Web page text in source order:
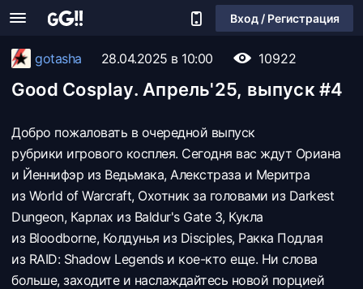
Вход / Регистрация
gotasha 28.04.2025 в 10:00 10922
Good Cosplay. Апрель'25, выпуск #4
Добро пожаловать в очередной выпуск
рубрики игрового косплея. Сегодня вас ждут Ориана
и Йеннифэр из Ведьмака, Алекстраза и Меритра
из World of Warcraft, Охотник за головами из Darkest
Dungeon, Карлах из Baldur's Gate 3, Кукла
из Bloodborne, Колдунья из Disciples, Ракка Подлая
из RAID: Shadow Legends и кое-кто еще. Ни слова
больше, заходите и наслаждайтесь новой порцией